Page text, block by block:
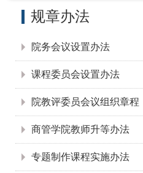
规章办法
院务会议设置办法
课程委员会设置办法
院教评委员会议组织章程
商管学院教师升等办法
专题制作课程实施办法